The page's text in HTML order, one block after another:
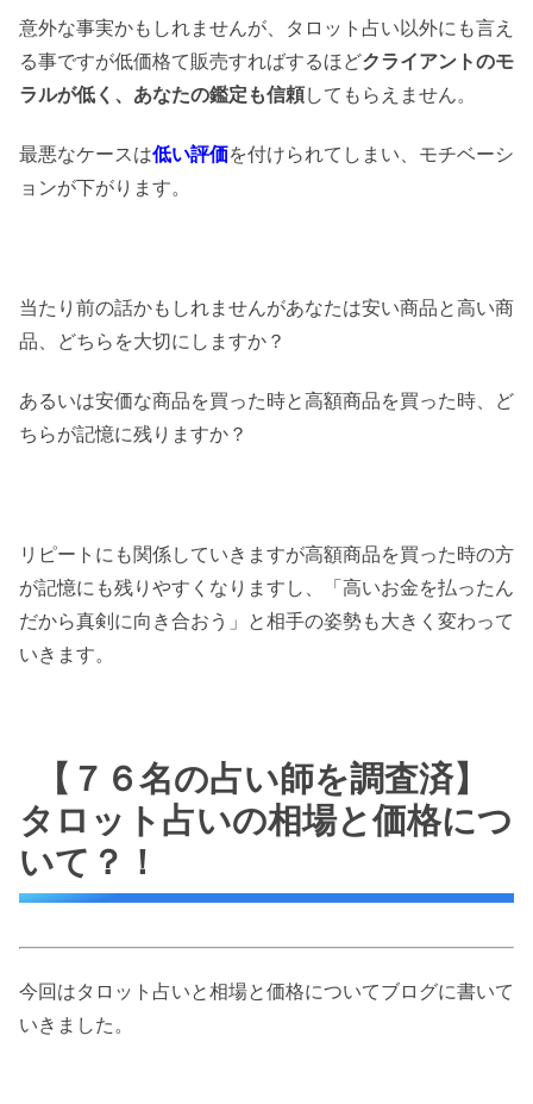
意外な事実かもしれませんが、タロット占い以外にも言え
る事ですが低価格て販売すればするほどクライアントのモ
ラルが低く、あなたの鑑定も信頼してもらえません。
最悪なケースは低い評価を付けられてしまい、モチベーシ
ョンが下がります。
当たり前の話かもしれませんがあなたは安い商品と高い商
品、どちらを大切にしますか？
あるいは安価な商品を買った時と高額商品を買った時、ど
ちらが記憶に残りますか？
リピートにも関係していきますが高額商品を買った時の方
が記憶にも残りやすくなりますし、「高いお金を払ったん
だから真剣に向き合おう」と相手の姿勢も大きく変わって
いきます。
【７６名の占い師を調査済】
タロット占いの相場と価格につ
いて？！
今回はタロット占いと相場と価格についてブログに書いて
いきました。